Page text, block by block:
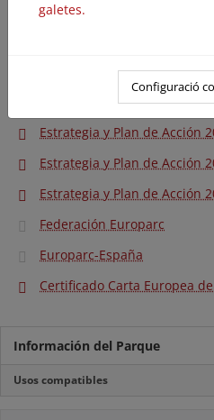
Sostenible
Agencias de viaje
Turismo Sostenible
Estrategia y Plan de Acción
Estrategia y Plan de Acción
Estrategia y Plan de Acción
Estrategia y Plan de Acción
Federación Europarc
Europarc-España
Certificado Carta Europea
Información del Parque
Usos compatibles
galetes.
Configuració